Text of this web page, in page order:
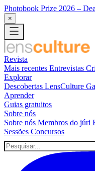
Photobook Prize 2026 –
×
Revista
Mais recentes Entrevistas
Explorar
Descobertas LensCulture
Aprender
Guias gratuitos
Sobre nós
Sobre nós Membros do júri
Sessões Concursos